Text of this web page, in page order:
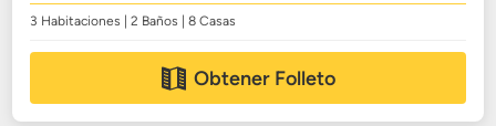
3 Habitaciones | 2 Baños | 8 Casas
Obtener Folleto